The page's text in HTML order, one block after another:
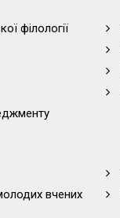
філології
вчених